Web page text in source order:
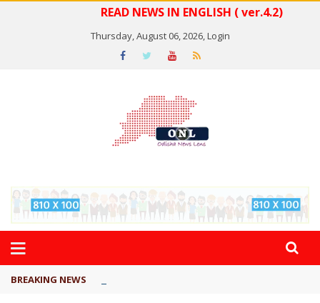
READ NEWS IN ENGLISH ( ver.4.2)
Thursday, August 06, 2026,Login
BREAKING NEWS